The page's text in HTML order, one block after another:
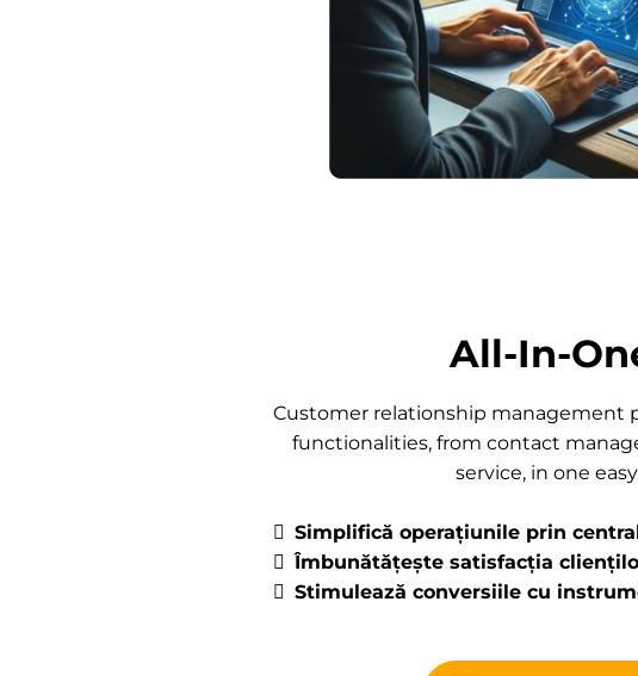
All-In-
Customer relationship management
functionalities, from contact
service, in one
Simplifică operațiunile prin
Îmbunătățește satisfacția
Stimulează conversiile cu